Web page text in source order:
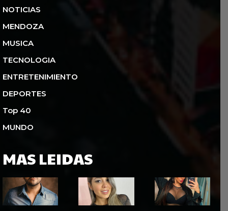
NOTICIAS
MENDOZA
MUSICA
TECNOLOGIA
ENTRETENIMIENTO
DEPORTES
Top 40
MUNDO
MAS LEIDAS